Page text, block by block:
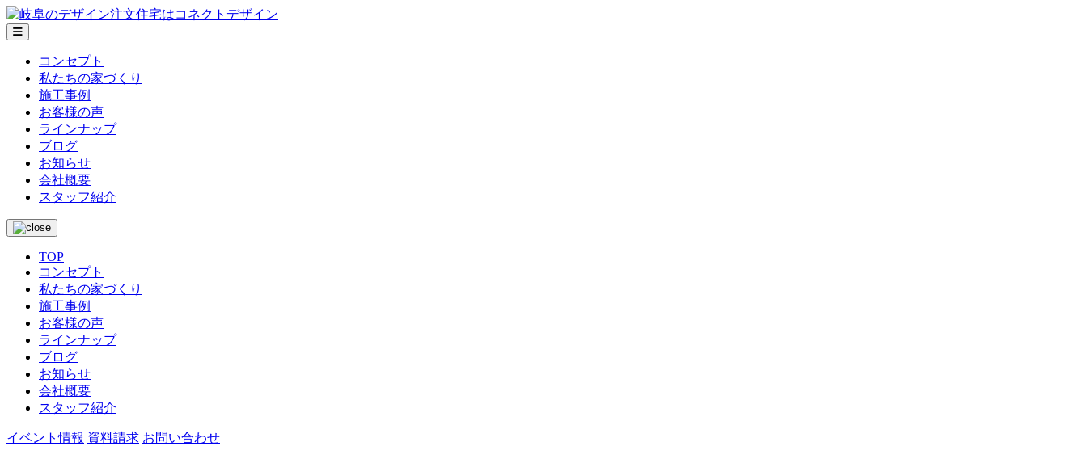
メ
ニ
コンセプト
私たちの家づくり
施工事例
お客様の声
ラインナップ
ブログ
お知らせ
会社概要
スタッフ紹介
TOP
コンセプト
私たちの家づくり
施工事例
お客様の声
ラインナップ
ブログ
お知らせ
会社概要
スタッフ紹介
イベント情報 資料請求 お問い合わせ